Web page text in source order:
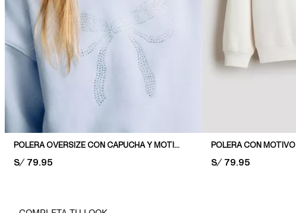
POLERA OVERSIZE CON CAPUCHA Y MOTIVO
PRICE:
S/ 79.95
POLERA CON MOTIVO
PRICE:
S/ 79.95